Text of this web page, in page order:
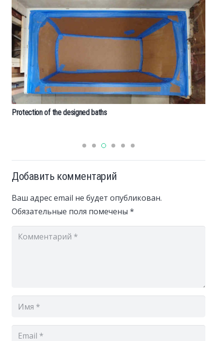
Protection of the designed baths
Добавить комментарий
Ваш адрес email не будет опубликован.
Обязательные поля помечены *